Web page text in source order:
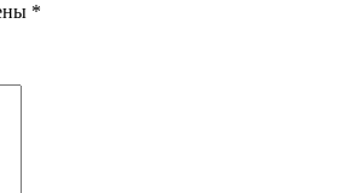
*